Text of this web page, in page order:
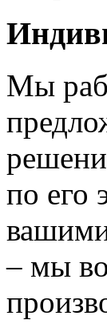
Мы
по его
– мы